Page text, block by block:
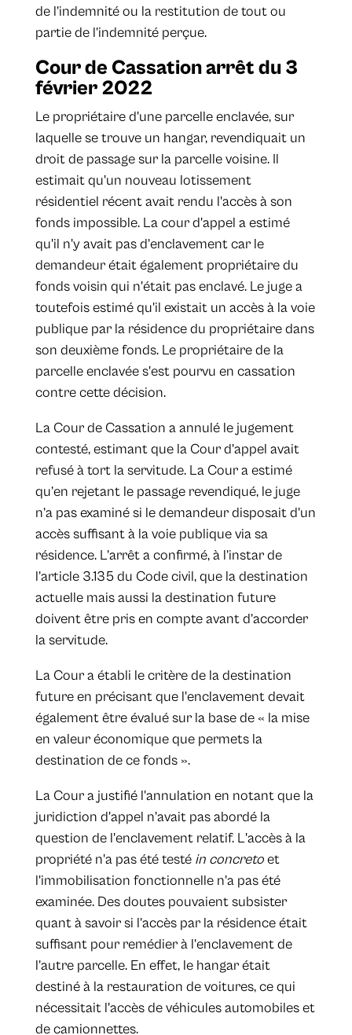
de l’indemnité ou la restitution de tout ou
partie de l’indemnité perçue.
Cour de Cassation arrêt du 3
février 2022
Le propriétaire d'une parcelle enclavée, sur
laquelle se trouve un hangar, revendiquait un
droit de passage sur la parcelle voisine. Il
estimait qu'un nouveau lotissement
résidentiel récent avait rendu l'accès à son
fonds impossible. La cour d'appel a estimé
qu'il n'y avait pas d’enclavement car le
demandeur était également propriétaire du
fonds voisin qui n'était pas enclavé. Le juge a
toutefois estimé qu'il existait un accès à la voie
publique par la résidence du propriétaire dans
son deuxième fonds. Le propriétaire de la
parcelle enclavée s'est pourvu en cassation
contre cette décision.
La Cour de Cassation a annulé le jugement
contesté, estimant que la Cour d'appel avait
refusé à tort la servitude. La Cour a estimé
qu’en rejetant le passage revendiqué, le juge
n’a pas examiné si le demandeur disposait d’un
accès suffisant à la voie publique via sa
résidence. L’arrêt a confirmé, à l’instar de
l’article 3.135 du Code civil, que la destination
actuelle mais aussi la destination future
doivent être pris en compte avant d’accorder
la servitude.
La Cour a établi le critère de la destination
future en précisant que l'enclavement devait
également être évalué sur la base de « la mise
en valeur économique que permets la
destination de ce fonds ».
La Cour a justifié l'annulation en notant que la
juridiction d'appel n'avait pas abordé la
question de l'enclavement relatif. L'accès à la
propriété n'a pas été testé in concretoet
l'immobilisation fonctionnelle n'a pas été
examinée. Des doutes pouvaient subsister
quant à savoir si l’accès par la résidence était
suffisant pour remédier à l’enclavement de
l’autre parcelle. En effet, le hangar était
destiné à la restauration de voitures, ce qui
nécessitait l'accès de véhicules automobiles et
de camionnettes.